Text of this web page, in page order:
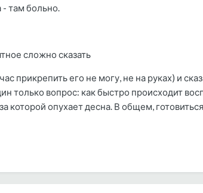
- там больно.
сложно сказать
прикрепить его не могу, не на руках) и
только вопрос: как быстро происходит
которой опухает десна. В общем,